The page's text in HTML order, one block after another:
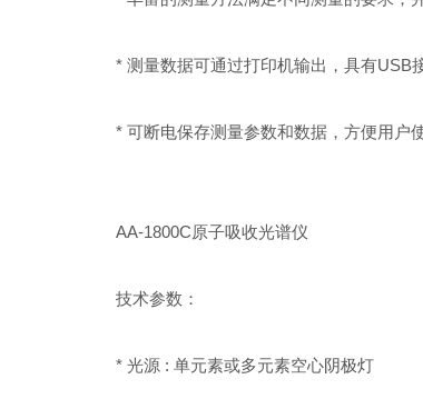
* 测量数据可通过打印机输出，具有USB
* 可断电保存测量参数和数据，方便用户
AA-1800C原子吸收光谱仪
技术参数：
* 光源 : 单元素或多元素空心阴极灯